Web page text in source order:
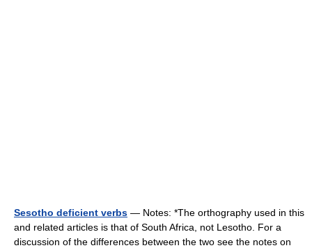
Sesotho deficient verbs — Notes: *The orthography used in this
and related articles is that of South Africa, not Lesotho. For a
discussion of the differences between the two see the notes on